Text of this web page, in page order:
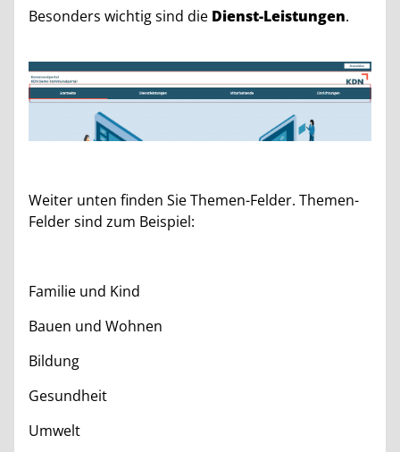
Besonders wichtig sind die Dienst-Leistungen.
Weiter unten finden Sie Themen-Felder. Themen-
Felder sind zum Beispiel:
Familie und Kind
Bauen und Wohnen
Bildung
Gesundheit
Umwelt